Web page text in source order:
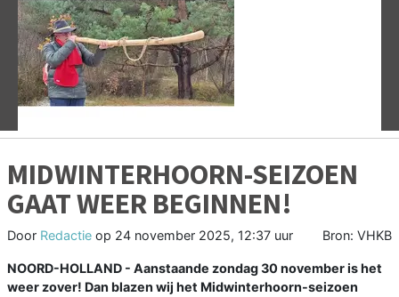
Vorige
MIDWINTERHOORN-SEIZOEN
GAAT WEER BEGINNEN!
Door Redactie op 24 november 2025, 12:37 uur Bron: VHKB
NOORD-HOLLAND - Aanstaande zondag 30 november is het
weer zover! Dan blazen wij het Midwinterhoorn-seizoen